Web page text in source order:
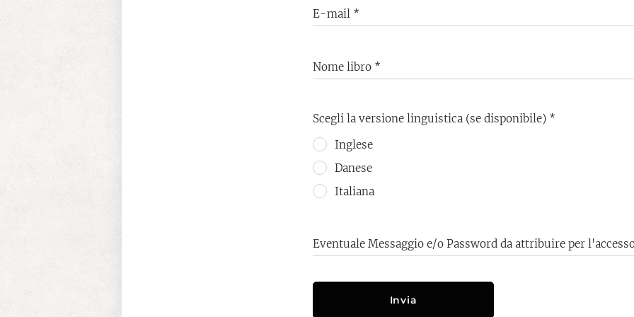
E-mail
Nome libro
Scegli la versione linguistica (se disponibile)
Inglese
Danese
Italiana
Eventuale Messaggio e/o Password da attribuire per
Invia